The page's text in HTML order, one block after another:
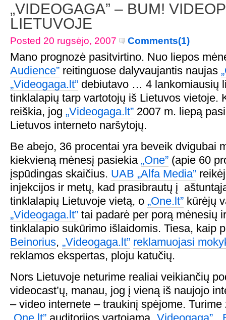
„VIDEOGAGA” – BUM!
LIETUVOJE
Posted 20 rugsėjo, 2007 Comments(1)
Mano prognozė pasitvirtino. Nuo liepos
Audience” reitinguose dalyvaujantis naujas
„Videogaga.lt” debiutavo … 4 lankomiausių
tinklalapių tarp vartotojų iš Lietuvos vietoje.
reiškia, jog „Videogaga.lt” 2007 m. liepą
Lietuvos interneto naršytojų.
Be abejo, 36 procentai yra beveik dvigubai
kiekvieną mėnesį pasiekia „One” (apie 60
įspūdingas skaičius. UAB „Alfa Media”
injekcijos ir metų, kad prasibrautų į
tinklalapių Lietuvoje vietą, o „One.lt” kūrėjų
„Videogaga.lt” tai padarė per porą mėnesių
tinklalapio sukūrimo išlaidomis. Tiesa, kaip
Beinorius, „Videogaga.lt” reklamuojasi
reklamos ekspertas, ploju katučių.
Nors Lietuvoje neturime realiai veikiančių
videocast’ų, manau, jog į vieną iš naujojo
– video internete – traukinį spėjome.